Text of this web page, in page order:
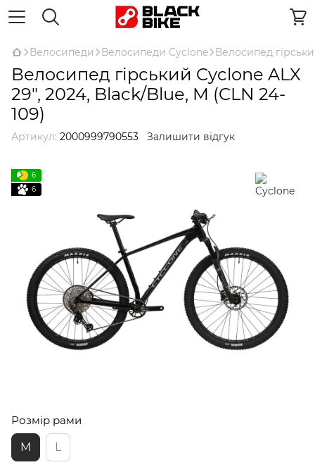
Велосипеди Велосипеди Cyclone Велосипед
Велосипед гірський Cyclone ALX
29", 2024, Black/Blue, M (CLN 24-
109)
Артикул: 2000999790553 Залишити відгук
6
6
Розмір рами
M
L